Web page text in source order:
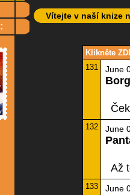
Vítejte v naší knize
Klikněte
131
June
132 June
Až
133 June